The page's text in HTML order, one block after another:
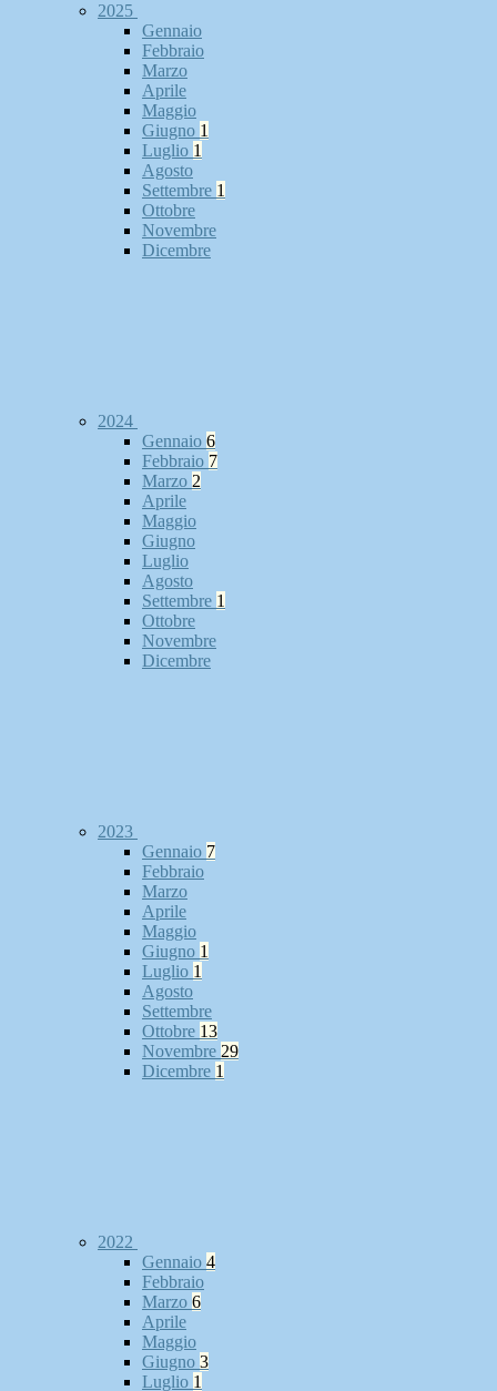
2025
Gennaio
Febbraio
Marzo
Aprile
Maggio
Giugno 1
Luglio 1
Agosto
Settembre 1
Ottobre
Novembre
Dicembre
2024
Gennaio 6
Febbraio 7
Marzo 2
Aprile
Maggio
Giugno
Luglio
Agosto
Settembre 1
Ottobre
Novembre
Dicembre
2023
Gennaio 7
Febbraio
Marzo
Aprile
Maggio
Giugno 1
Luglio 1
Agosto
Settembre
Ottobre 13
Novembre 29
Dicembre 1
2022
Gennaio 4
Febbraio
Marzo 6
Aprile
Maggio
Giugno 3
Luglio 1